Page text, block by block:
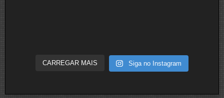
CARREGAR MAIS Siga no Instagram